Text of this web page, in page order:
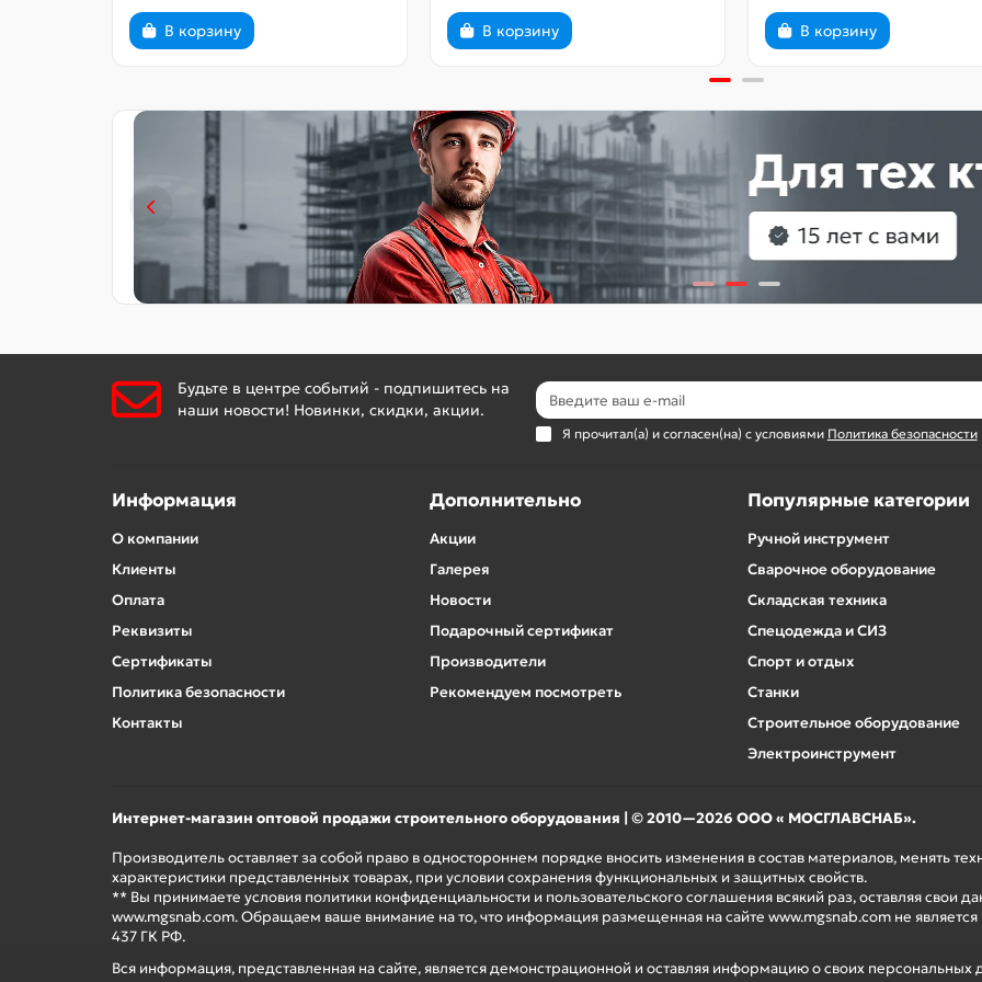
В корзину В корзину В корзину
Вся информация, представленная на сайте, является демонстрационной и оставляя информацию о своих
Будьте в центре событий - подпишитесь на
наши новости! Новинки, скидки, акции.
Я прочитал(а) и согласен(на) с условиями Политика безопасности
Информация
О компании
Клиенты
Оплата
Реквизиты
Сертификаты
Политика безопасности
Контакты
Дополнительно
Акции
Галерея
Новости
Подарочный сертификат
Производители
Рекомендуем посмотреть
Популярные категории
Ручной инструмент
Сварочное оборудование
Складская техника
Спецодежда и СИЗ
Спорт и отдых
Станки
Строительное оборудование
Электроинструмент
Интернет-магазин оптовой продажи строительного оборудования | © 2010—2026 ООО « МОСГЛАВСНАБ».
Производитель оставляет за собой право в одностороннем порядке вносить изменения в состав материалов, менять
характеристики представленных товарах, при условии сохранения функциональных и защитных свойств.
** Вы принимаете условия политики конфиденциальности и пользовательского соглашения всякий раз, оставляя свои
www.mgsnab.com. Обращаем ваше внимание на то, что информация размещенная на сайте www.mgsnab.com не
437 ГК РФ.